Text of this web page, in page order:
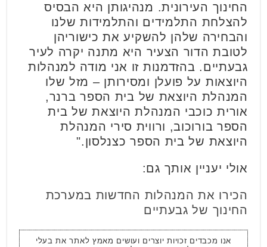
החינוך העירונית. מנהיגותן היא הבסיס
להצלחת התלמידים והתלמידות שלנו
והבחירה שלהן להשקיע את כישוריהן
לטובת הדור הצעיר היא מתנה יקרה לעיר
גבעתיים. בהזדמנות זו אני מודה למנהלות
היוצאות על פועלן ומסירותן – מזל שלו
המנהלת היוצאת של בית הספר ברנר,
אורית כוכבי המנהלת היוצאת של בית
הספר בורוכוב, ורווית סירי המנהלת
היוצאת של בית הספר כצנלסון."
אולי יעניין אותך גם:
הכירו את המנהלות החדשות במערכת
החינוך של גבעתיים
אנו מכבדים זכויות יוצרים ועושים מאמץ לאתר את בעלי